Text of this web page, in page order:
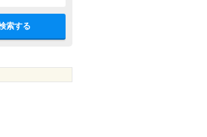
索する